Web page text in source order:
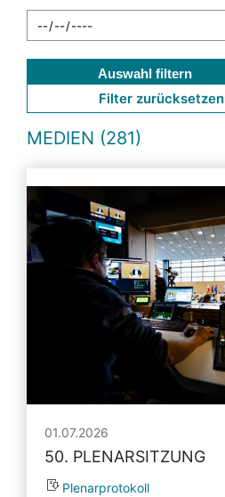
Auswahl filtern
Filter zurücksetzen
MEDIEN (281)
01.07.2026
50. PLENARSITZUNG
Plenarprotokoll